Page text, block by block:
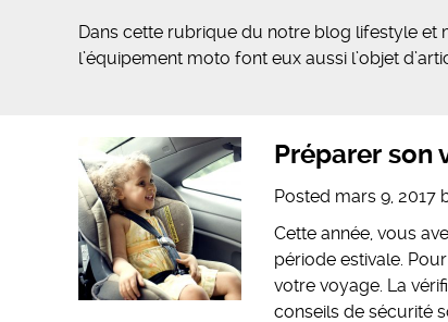
Dans cette rubrique du notre blog lifestyle et
l’équipement moto font eux aussi l’objet
Préparer son
Posted mars 9, 2017
Cette année, vous
période estivale.
votre voyage. La
conseils de sécurité